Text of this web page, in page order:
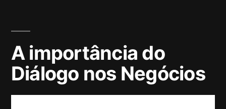
A importância do
Diálogo nos Negócios